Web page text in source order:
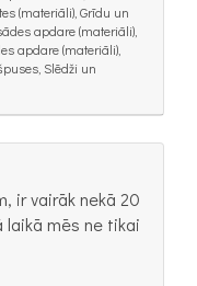
(materiāli), Grīdu un
apdare (materiāli),
apdare (materiāli),
Slēdži un
ir vairāk nekā 20
laikā mēs ne tikai